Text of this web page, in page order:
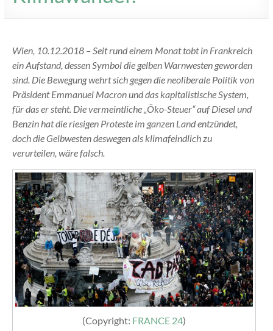
Wien, 10.12.2018 – Seit rund einem Monat tobt in Frankreich
ein Aufstand, dessen Symbol die gelben Warnwesten geworden
sind. Die Bewegung wehrt sich gegen die neoliberale Politik von
Präsident Emmanuel Macron und das kapitalistische System,
für das er steht. Die vermeintliche „Öko-Steuer“ auf Diesel und
Benzin hat die riesigen Proteste im ganzen Land entzündet,
doch die Gelbwesten deswegen als klimafeindlich zu
verurteilen, wäre falsch.
(Copyright: FRANCE 24)